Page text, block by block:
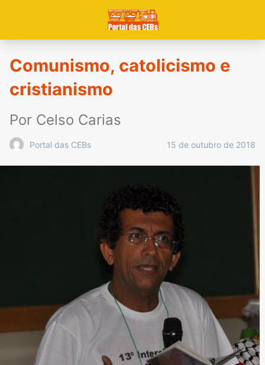
Comunismo, catolicismo e
cristianismo
Por Celso Carias
Portal das CEBs 15 de outubro de 2018